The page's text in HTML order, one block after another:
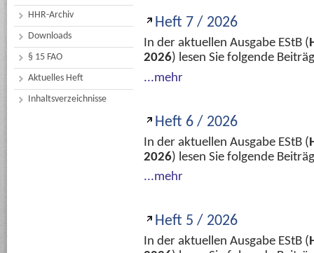
HHR-Archiv
Downloads
§ 15 FAO
Aktuelles Heft
Inhaltsverzeichnisse
Heft 7 / 2026
In der aktuellen Ausgabe EStB (
2026) lesen Sie folgende
...mehr
Heft 6 / 2026
In der aktuellen Ausgabe EStB (
2026) lesen Sie folgende
...mehr
Heft 5 / 2026
In der aktuellen Ausgabe EStB (